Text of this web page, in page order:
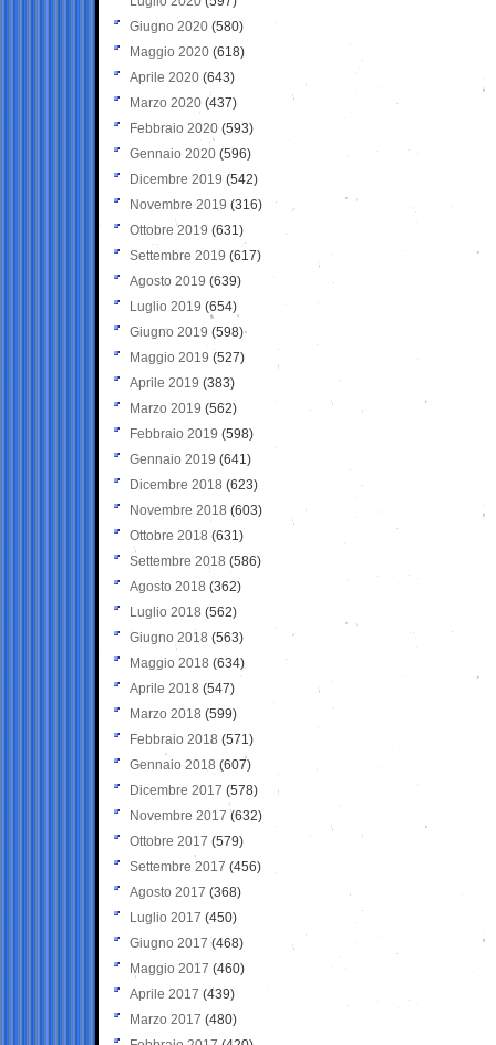
Giugno 2020 (580)
Maggio 2020 (618)
Aprile 2020 (643)
Marzo 2020 (437)
Febbraio 2020 (593)
Gennaio 2020 (596)
Dicembre 2019 (542)
Novembre 2019 (316)
Ottobre 2019 (631)
Settembre 2019 (617)
Agosto 2019 (639)
Luglio 2019 (654)
Giugno 2019 (598)
Maggio 2019 (527)
Aprile 2019 (383)
Marzo 2019 (562)
Febbraio 2019 (598)
Gennaio 2019 (641)
Dicembre 2018 (623)
Novembre 2018 (603)
Ottobre 2018 (631)
Settembre 2018 (586)
Agosto 2018 (362)
Luglio 2018 (562)
Giugno 2018 (563)
Maggio 2018 (634)
Aprile 2018 (547)
Marzo 2018 (599)
Febbraio 2018 (571)
Gennaio 2018 (607)
Dicembre 2017 (578)
Novembre 2017 (632)
Ottobre 2017 (579)
Settembre 2017 (456)
Agosto 2017 (368)
Luglio 2017 (450)
Giugno 2017 (468)
Maggio 2017 (460)
Aprile 2017 (439)
Marzo 2017 (480)